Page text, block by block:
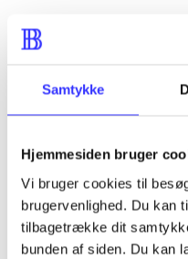
Samtykke
Hjemmesiden bruger
Vi bruger cookies til
brugervenlighed. Du kan
tilbagetrække dit
bunden af siden. Du kan
...
...
...